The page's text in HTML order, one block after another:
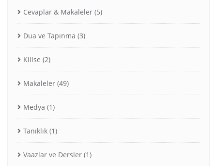
Cevaplar & Makaleler (5)
Dua ve Tapınma (3)
Kilise (2)
Makaleler (49)
Medya (1)
Tanıklık (1)
Vaazlar ve Dersler (1)